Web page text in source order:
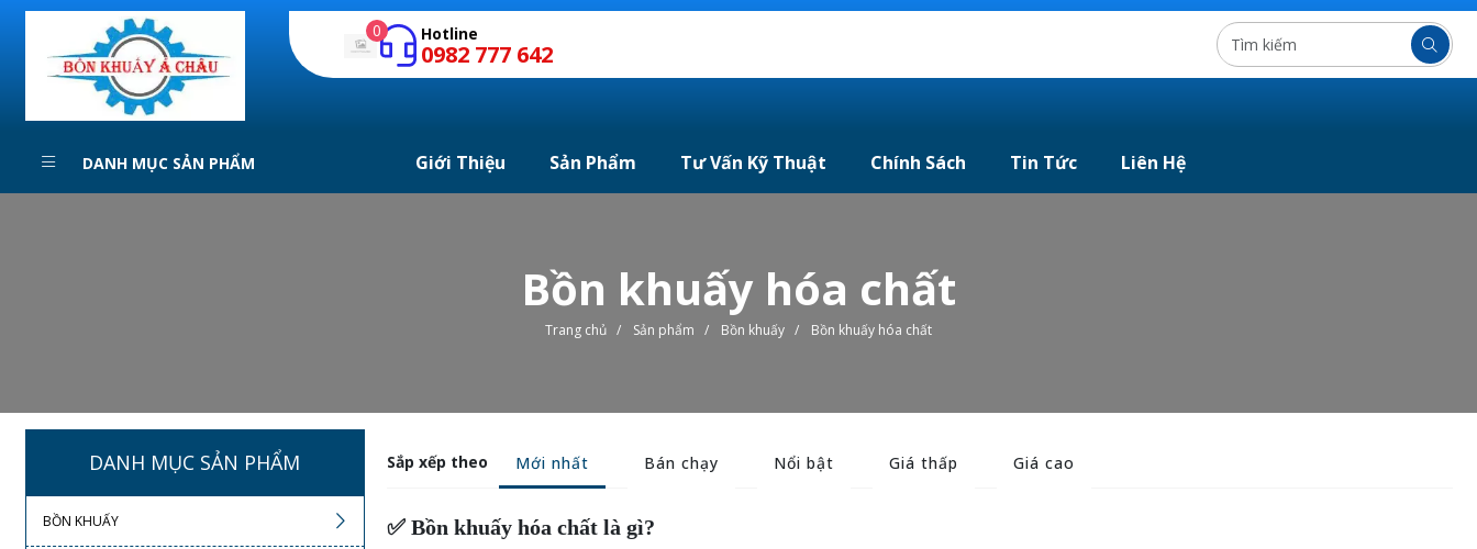
0 Hotline
0982 777 642
DANH MỤC SẢN PHẨM Giới Thiệu Sản Phẩm Tư Vấn Kỹ Thuật Chính Sách Tin Tức Liên Hệ
Bồn khuấy hóa chất
Trang chủ / Sản phẩm / Bồn khuấy / Bồn khuấy hóa chất
Sắp xếp theo Mới nhất Bán chạy Nổi bật Giá thấp Giá cao
✅ Bồn khuấy hóa chất là gì?
DANH MỤC SẢN PHẨM
BỒN KHUẤY